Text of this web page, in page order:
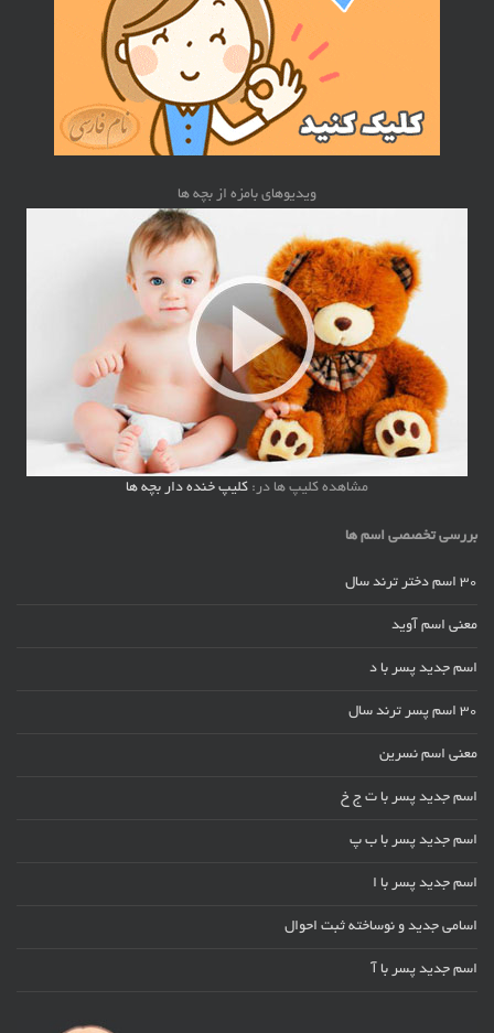
ویدیوهای بامزه از بچه ها
مشاهده کلیپ ها در: کلیپ خنده دار بچه ها
بررسی تخصصی اسم ها
30 اسم دختر ترند سال
معنی اسم آوید
اسم جدید پسر با د
30 اسم پسر ترند سال
معنی اسم نسرین
اسم جدید پسر با ت ج خ
اسم جدید پسر با ب پ
اسم جدید پسر با ا
اسامی جدید و نوساخته ثبت احوال
اسم جدید پسر با آ